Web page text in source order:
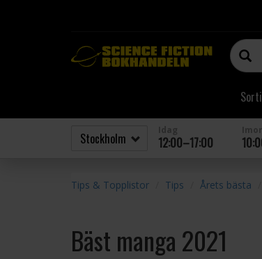
12:00–17:00
Tips & Topplistor Tips Årets bästa
Bäst manga 2021